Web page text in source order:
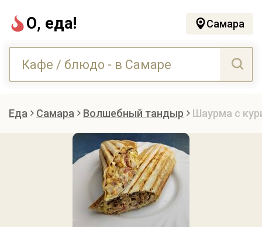
О, еда! Самара
Еда Самара Волшебный тандыр Шаурма с